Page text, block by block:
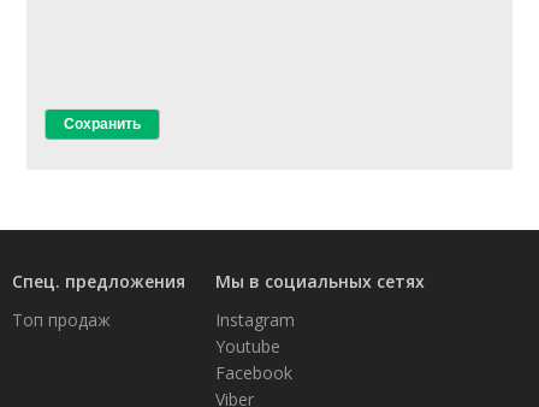
Спец. предложения
Топ продаж
Мы в социальных сетях
Instagram
Youtube
Facebook
Viber